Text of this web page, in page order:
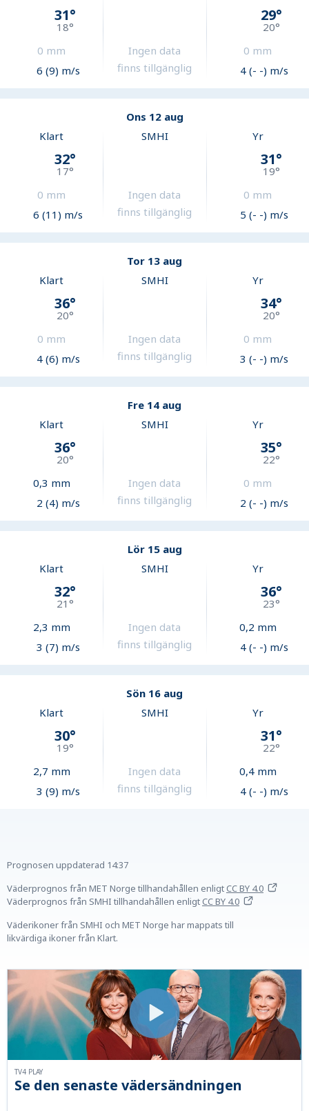
31°
18°
0 mm
6 (9) m/s
Ingen data
finns tillgänglig
29°
20°
0 mm
4 (- -) m/s
Ons 12 aug
Klart
32°
17°
0 mm
6 (11) m/s
SMHI
Ingen data
finns tillgänglig
Yr
31°
19°
0 mm
5 (- -) m/s
Tor 13 aug
Klart
36°
20°
0 mm
4 (6) m/s
SMHI
Ingen data
finns tillgänglig
Yr
34°
20°
0 mm
3 (- -) m/s
Fre 14 aug
Klart
36°
20°
0,3 mm
2 (4) m/s
SMHI
Ingen data
finns tillgänglig
Yr
35°
22°
0 mm
2 (- -) m/s
Lör 15 aug
Klart
32°
21°
2,3 mm
3 (7) m/s
SMHI
Ingen data
finns tillgänglig
Yr
36°
23°
0,2 mm
4 (- -) m/s
Sön 16 aug
Klart
30°
19°
2,7 mm
3 (9) m/s
SMHI
Ingen data
finns tillgänglig
Yr
31°
22°
0,4mm
4 (- -) m/s
Prognosen uppdaterad 14:37
Väderprognos från MET Norge tillhandahållen enligtCC BY 4.0
Väderprognos från SMHI tillhandahållen enligtCC BY 4.0
Väderikoner från SMHI och MET Norge har mappats till
likvärdiga ikoner från Klart.
Se den senaste vädersändningen
TV4 PLAY